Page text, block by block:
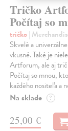
Tričko
Počítaj so
tričko|
Skvelé a
vkusné. Také je
Artforum, ale aj
Počítaj so mnou,
každého nositeľa a
Na sklade ?
25,00 €